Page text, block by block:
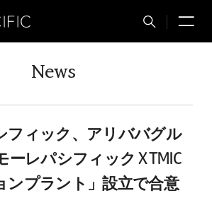
Total
Search
News
フィック、アリババグル
ーレパシフィック X TMIC
ンプラント」設立で合意